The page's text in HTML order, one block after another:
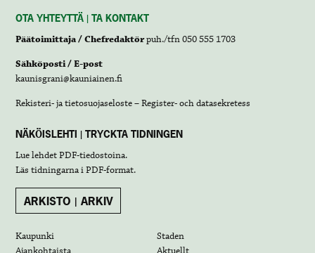
OTA YHTEYTTÄ | TA KONTAKT
Päätoimittaja / Chefredaktörpuh./tfn 050 555 1703
Sähköposti / E-post
kaunisgrani@kauniainen.fi
Rekisteri- ja tietosuojaseloste – Register- och datasekretess
NÄKÖISLEHTI | TRYCKTA TIDNINGEN
Lue lehdetPDF-tiedostoina.
Läs tidningarna iPDF-format.
ARKISTO | ARKIV
Kaupunki
Staden